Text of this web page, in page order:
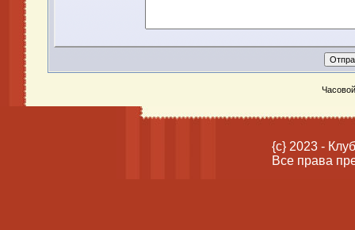
{c} 2023 -
Все права